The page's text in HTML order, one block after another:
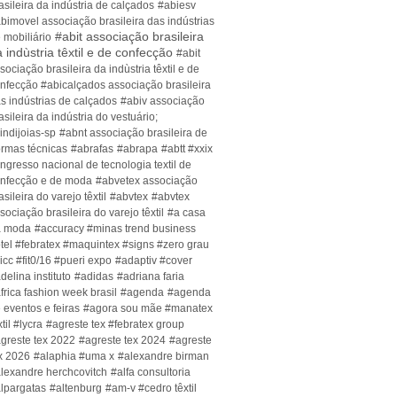
da indústria de calçados #abiesv
associação brasileira das indústrias
mobiliário #abit associação brasileira
indùstria têxtil e de confecção #abit
brasileira da indùstria têxtil e de
#abicalçados associação brasileira
indústrias de calçados #abiv associação
da indústria do vestuário;
sp #abnt associação brasileira de
técnicas #abrafas #abrapa #abtt #xxix
nacional de tecnologia textil de
e de moda #abvetex associação
do varejo têxtil #abvtex #abvtex
brasileira do varejo têxtil #a casa
moda #accuracy #minas trend business
#febratex #maquintex #signs #zero grau
#fit0/16 #pueri expo #adaptiv #cover
instituto #adidas #adriana faria
fashion week brasil #agenda #agenda
eventos e feiras #agora sou mãe #manatex
#lycra #agreste tex #febratex group
tex 2022 #agreste tex 2024 #agreste
2026 #alaphia #uma x #alexandre birman
herchcovitch #alfa consultoria
#altenburg #am-v #cedro têxtil